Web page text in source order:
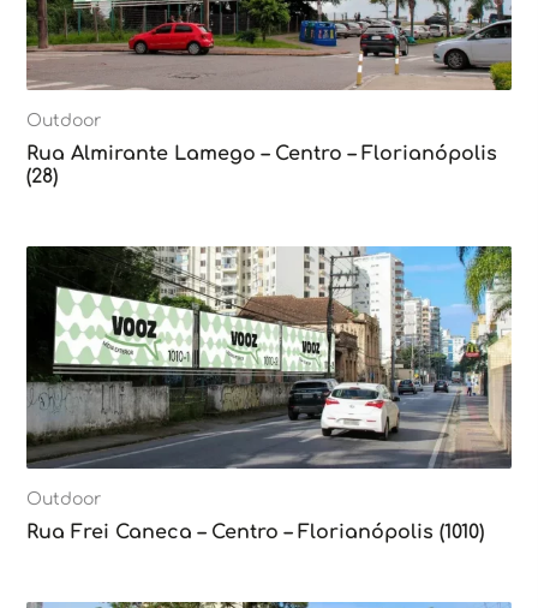
Outdoor
Rua Almirante Lamego – Centro – Florianópolis
(28)
Outdoor
Rua Frei Caneca – Centro – Florianópolis (1010)